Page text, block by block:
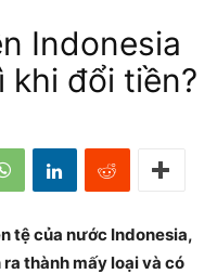
Indonesia
khi đổi tiền?
tệ của nước Indonesia,
thành mấy loại và có